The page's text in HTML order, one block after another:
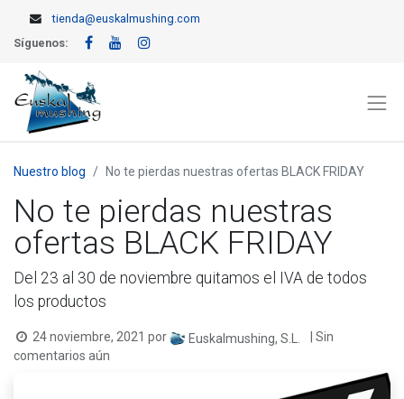
tienda@euskalmushing.com
Síguenos:
Nuestro blog No te pierdas nuestras ofertas BLACK FRIDAY
No te pierdas nuestras
ofertas BLACK FRIDAY
Del 23 al 30 de noviembre quitamos el IVA de todos
los productos
24 noviembre, 2021 por Euskalmushing, S.L.
| Sin
comentarios aún